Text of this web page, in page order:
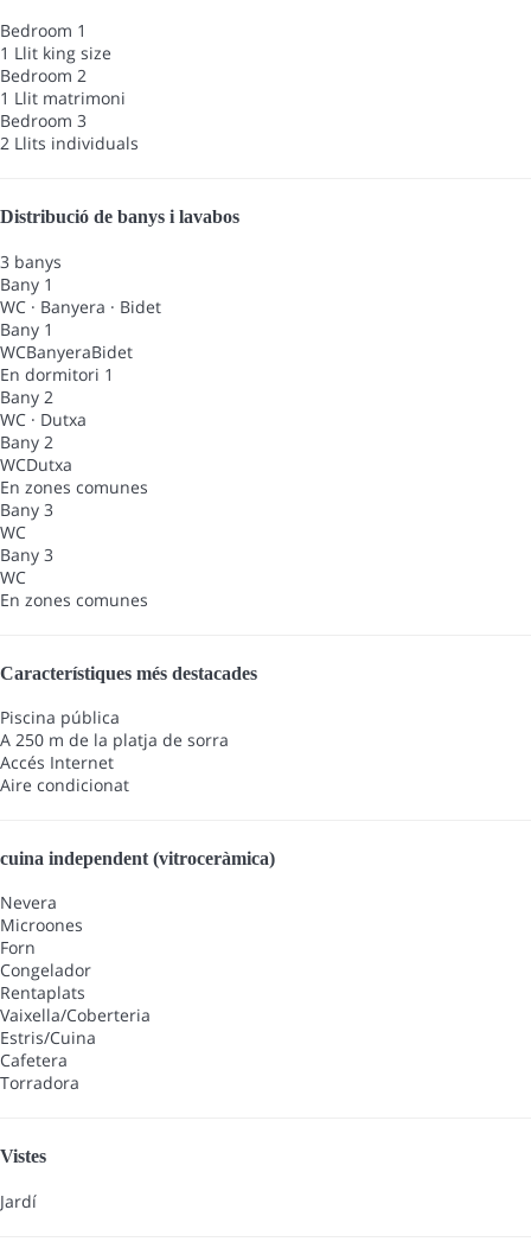
Bedroom 1
1 Llit king size
Bedroom 2
1 Llit matrimoni
Bedroom 3
2 Llits individuals
Distribució de banys i lavabos
3 banys
Bany 1
WC · Banyera · Bidet
Bany 1
WCBanyeraBidet
En dormitori 1
Bany 2
WC · Dutxa
Bany 2
WCDutxa
En zones comunes
Bany 3
WC
Bany 3
WC
En zones comunes
Característiques més destacades
Piscina pública
A 250 m de la platja de sorra
Accés Internet
Aire condicionat
cuina independent (vitroceràmica)
Nevera
Microones
Forn
Congelador
Rentaplats
Vaixella/Coberteria
Estris/Cuina
Cafetera
Torradora
Vistes
Jardí